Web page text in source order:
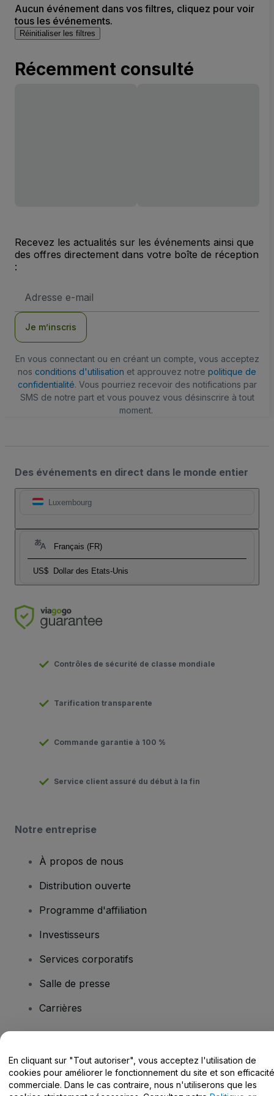
Aucun événement dans vos filtres, cliquez pour voir
tous les événements.
Réinitialiser les filtres
Récemment consulté
Recevez les actualités sur les événements ainsi que
des offres directement dans votre boîte de réception
:
e-
Je m’inscris
En vous connectant ou en créant un compte, vous acceptez
nos conditions d'utilisation et approuvez notre politique de
confidentialité. Vous pourriez recevoir des notifications par
SMS de notre part et vous pouvez vous désinscrire à tout
moment.
Des événements en direct dans le monde entier
Luxembourg
Français (FR)
US$ Dollar des Etats-Unis
Contrôles de sécurité de classe mondiale
Tarification transparente
Commande garantie à 100 %
Service client assuré du début à la fin
Notre entreprise
À propos de nous
Distribution ouverte
Programme d'affiliation
Investisseurs
Services corporatifs
Salle de presse
Carrières
Centre d'assistance / Nous contacter
En cliquant sur "Tout autoriser", vous acceptez l'utilisation de
cookies pour améliorer le fonctionnement du site et son efficacité
commerciale. Dans le cas contraire, nous n'utiliserons que les